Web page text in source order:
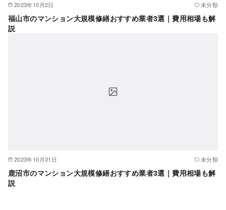
2023年10月2日 未分類
福山市のマンション大規模修繕おすすめ業者3選｜費用相場も解
説
2023年10月31日 未分類
鹿沼市のマンション大規模修繕おすすめ業者3選｜費用相場も解
説